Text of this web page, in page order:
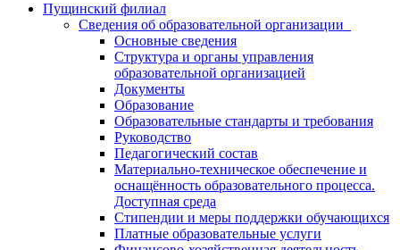
Пущинский филиал
Сведения об образовательной организации
Основные сведения
Структура и органы управления
образовательной организацией
Документы
Образование
Образовательные стандарты и требования
Руководство
Педагогический состав
Материально-техническое обеспечение и
оснащённость образовательного процесса.
Доступная среда
Стипендии и меры поддержки обучающихся
Платные образовательные услуги